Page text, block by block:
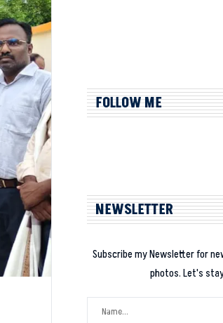
FOLLOW ME
NEWSLETTER
Subscribe my Newsletter for
photos. Let's